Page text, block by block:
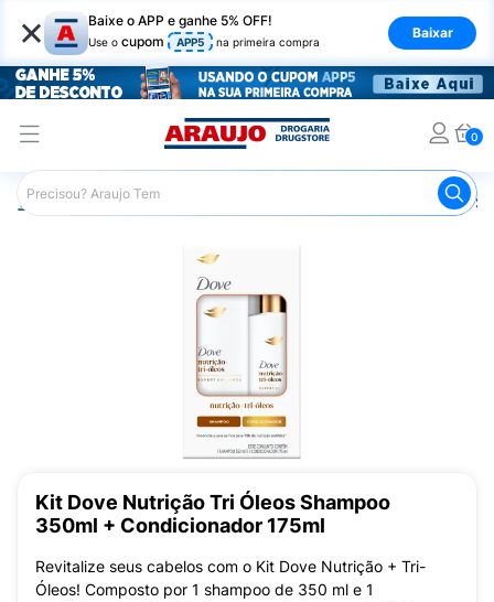
× Baixe o APP e ganhe 5% OFF!
Use o cupom APP5 na primeira compra
Baixar
0
Araujo Cabelo Cabelos Ressecados ou
Kit Dove Nutrição Tri Óleos Shampoo
350ml + Condicionador 175ml
Revitalize seus cabelos com o Kit Dove Nutrição + Tri-
Óleos! Composto por 1 shampoo de 350 ml e 1